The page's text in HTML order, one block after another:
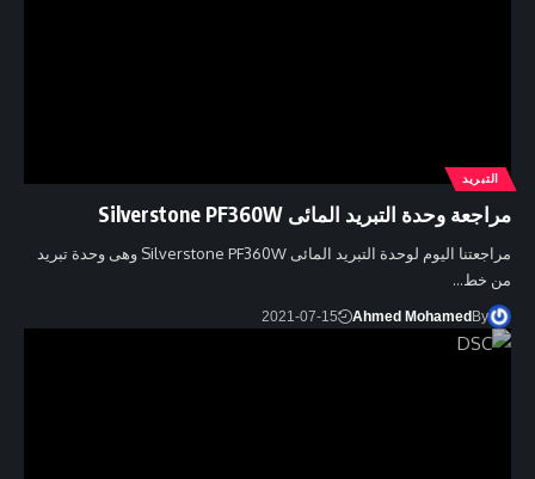
التبريد
مراجعة وحدة التبريد المائى Silverstone PF360W
مراجعتنا اليوم لوحدة التبريد المائى Silverstone PF360W وهى وحدة تبريد
من خط…
By
Ahmed Mohamed
2021-07-15